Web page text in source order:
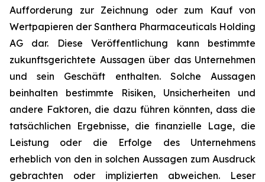
Aufforderung zur Zeichnung oder zum Kauf von
Wertpapieren der Santhera Pharmaceuticals Holding
AG dar. Diese Veröffentlichung kann bestimmte
zukunftsgerichtete Aussagen über das Unternehmen
und sein Geschäft enthalten. Solche Aussagen
beinhalten bestimmte Risiken, Unsicherheiten und
andere Faktoren, die dazu führen könnten, dass die
tatsächlichen Ergebnisse, die finanzielle Lage, die
Leistung oder die Erfolge des Unternehmens
erheblich von den in solchen Aussagen zum Ausdruck
gebrachten oder implizierten abweichen. Leser